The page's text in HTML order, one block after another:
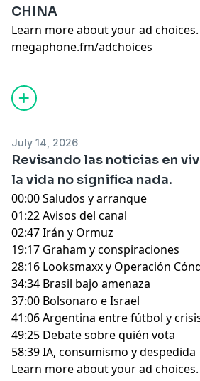
CHINA
Learn more about your ad
megaphone.fm/adchoices
July 14, 2026
Revisando las noticias en
la vida no significa nada.
00:00 Saludos y arranque
01:22 Avisos del canal
02:47 Irán y Ormuz
19:17 Graham y conspiraciones
28:16 Looksmaxx y Operación
34:34 Brasil bajo amenaza
37:00 Bolsonaro e Israel
41:06 Argentina entre fútbol y
49:25 Debate sobre quién vota
58:39 IA, consumismo y despedida
Learn more about your ad